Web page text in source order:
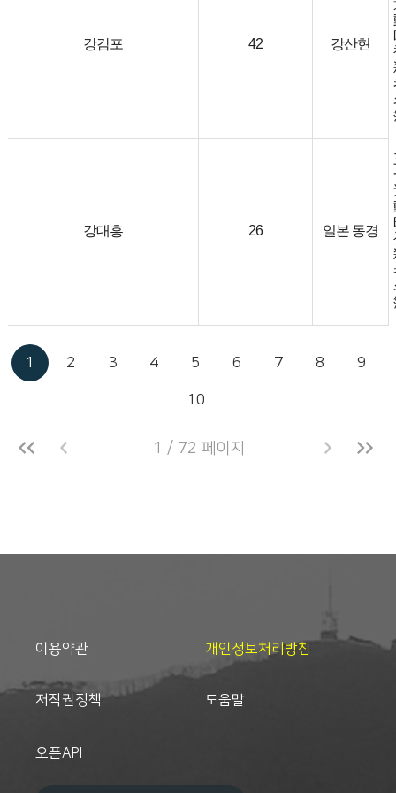
강감포 42 강산현
강대흥 26 일본 동경
1 2 3 4 5 6 7 8 9
10
1 / 72 페이지
이용약관 개인정보처리방침
저작권정책 도움말
오픈API